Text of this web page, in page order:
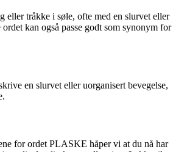
eller tråkke i søle, ofte med en slurvet eller
kan også passe godt som synonym for
en slurvet eller uorganisert bevegelse,
for ordet PLASKE håper vi at du nå har